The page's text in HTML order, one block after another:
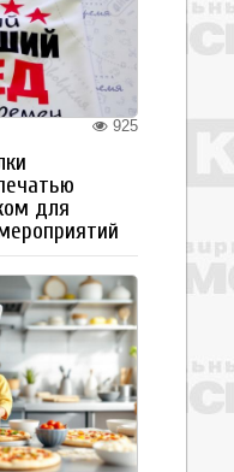
925
для